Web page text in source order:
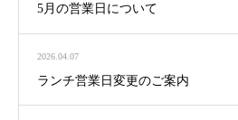
5月の営業日について
2026.04.07
ランチ営業日変更のご案内